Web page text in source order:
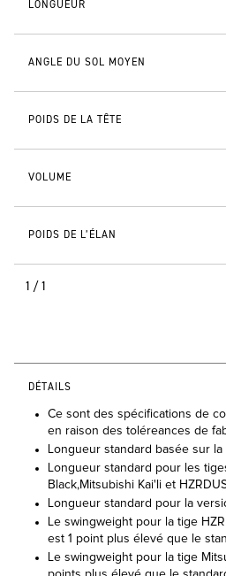
LONGUEUR
ANGLE DU SOL MOYEN
POIDS DE LA TÊTE
VOLUME
POIDS DE L’ÉLAN
1/1
DÉTAILS
Ce sont des spécifications de
en raison des toléreances de
Longueur standard basée sur la
Longueur standard pour les
Black,Mitsubishi Kai'li et
Longueur standard pour la
Le swingweight pour la tige
est 1 point plus élevé que le
Le swingweight pour la tige